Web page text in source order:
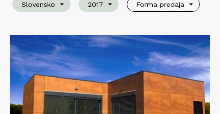
Slovensko 2017 Forma predaja